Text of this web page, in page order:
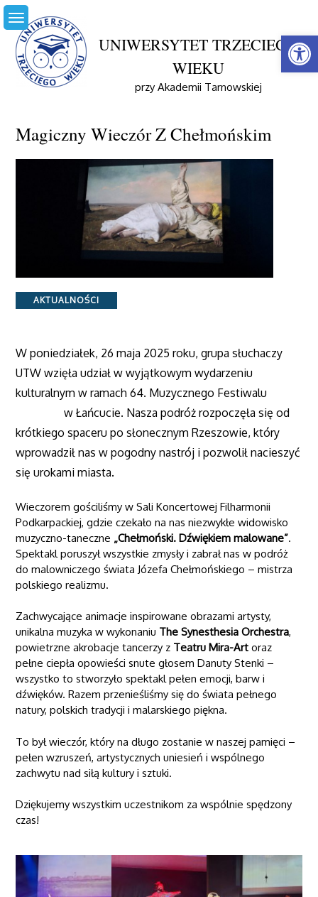
Skip
to
content
UNIWERSYTET TRZECIEGO
WIEKU
przy Akademii Tarnowskiej
Magiczny Wieczór Z Chełmońskim
Magiczny Wieczór Z Chełmońskim
Categories
AKTUALNOŚCI
W poniedziałek, 26 maja 2025 roku, grupa słuchaczy
UTW wzięła udział w wyjątkowym wydarzeniu
kulturalnym w ramach 64. Muzycznego Festiwalu
w Łańcucie. Nasza podróż rozpoczęła się od
krótkiego spaceru po słonecznym Rzeszowie, który
wprowadził nas w pogodny nastrój i pozwolił nacieszyć
się urokami miasta.
Wieczorem gościliśmy w Sali Koncertowej Filharmonii
Podkarpackiej, gdzie czekało na nas niezwykłe widowisko
muzyczno-taneczne „Chełmoński. Dźwiękiem malowane”.
Spektakl poruszył wszystkie zmysły i zabrał nas w podróż
do malowniczego świata Józefa Chełmońskiego – mistrza
polskiego realizmu.
Zachwycające animacje inspirowane obrazami artysty,
unikalna muzyka w wykonaniu The Synesthesia Orchestra,
powietrzne akrobacje tancerzy z Teatru Mira-Art oraz
pełne ciepła opowieści snute głosem Danuty Stenki –
wszystko to stworzyło spektakl pełen emocji, barw i
dźwięków. Razem przenieśliśmy się do świata pełnego
natury, polskich tradycji i malarskiego piękna.
To był wieczór, który na długo zostanie w naszej pamięci –
pełen wzruszeń, artystycznych uniesień i wspólnego
zachwytu nad siłą kultury i sztuki.
Dziękujemy wszystkim uczestnikom za wspólnie spędzony
czas!